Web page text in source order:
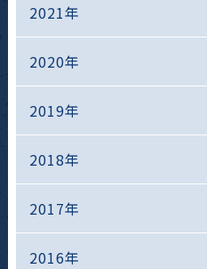
2021年
2020年
2019年
2018年
2017年
2016年